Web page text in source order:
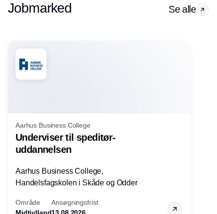
Jobmarked Se alle
Aarhus Business College
Underviser til speditør-
uddannelsen
Aarhus Business College,
Handelsfagskolen i Skåde og Odder
Område
Ansøgningsfrist